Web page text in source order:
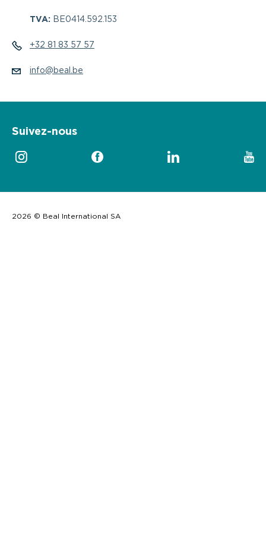
TVA: BE0414.592.153
+32 81 83 57 57
info@beal.be
Suivez-nous
2026 © Beal International SA